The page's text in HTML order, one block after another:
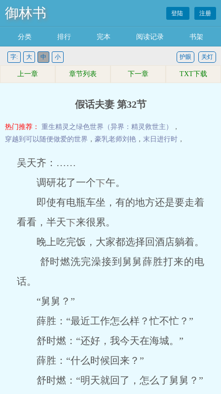
御林书 登陆 注册
分类 排行 完本 阅读记录 书架
字: 大 中 小 关灯
护眼
上一章 章节列表 下一章 TXT下载
假话夫妻 第32节
热门推荐： 重生精灵之绿色世界（异界：精灵救世主）
，
穿越到可以随便做爱的世界 ， 豪乳老师刘艳 ， 末日进行时 ，
吴天齐：……
调研花了一个
午。
即使有电瓶车坐，有的地方还是要走着
看看，半天
来很累。
晚上吃完饭，大家都选择回酒店躺着。
舒时燃洗完澡接到舅舅薛胜打来的电
话。
“舅舅？”
薛胜：“最近工作怎么样？忙不忙？”
舒时燃：“还好，我今天在海城。”
薛胜：“什么时候回来？”
舒时燃：“明天就回了，怎么了舅舅？”